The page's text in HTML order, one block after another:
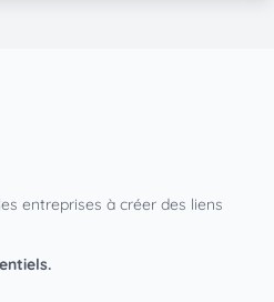
entreprises à créer des liens